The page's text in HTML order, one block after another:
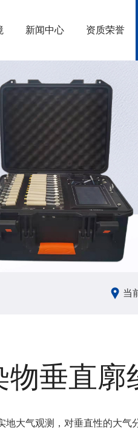
新闻中心 资质荣誉
当
垂直廓
大气观测，对垂直性的大气